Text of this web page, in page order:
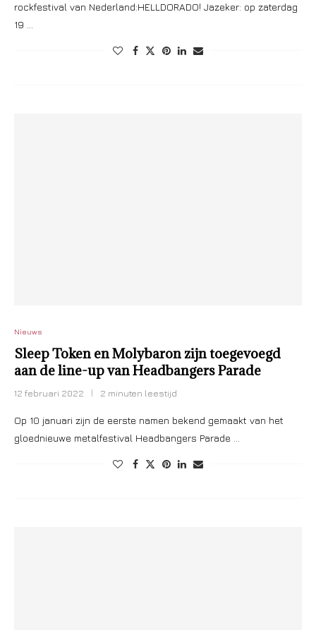
rockfestival van Nederland:HELLDORADO! Jazeker: op zaterdag
19 …
Nieuws
Sleep Token en Molybaron zijn toegevoegd
aan de line-up van Headbangers Parade
12 februari 2022 2 minuten leestijd
Op 10 januari zijn de eerste namen bekend gemaakt van het
gloednieuwe metalfestival Headbangers Parade …